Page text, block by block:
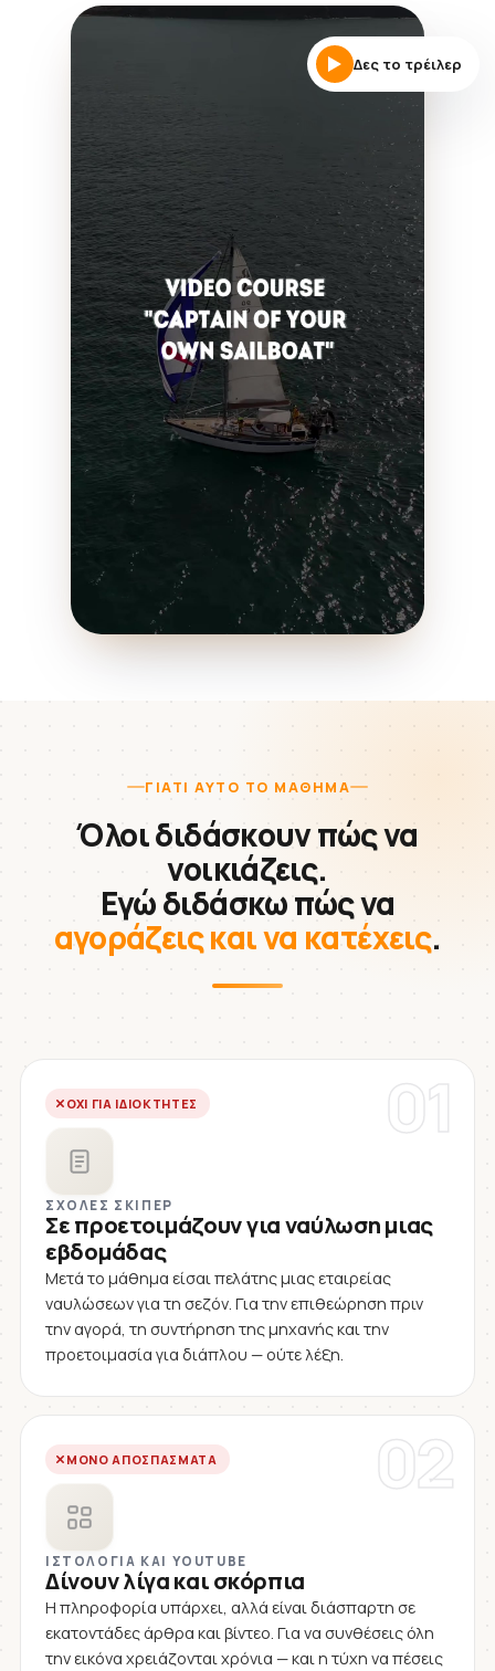
Δες το τρέιλερ
ΓΙΑΤΊ ΑΥΤΌ ΤΟ ΜΆΘΗΜΑ
Όλοι διδάσκουν πώς να
νοικιάζεις.
Εγώ διδάσκω πώς να
αγοράζεις και να κατέχεις.
01
ΌΧΙ ΓΙΑ ΙΔΙΟΚΤΉΤΕΣ
ΣΧΟΛΈΣ ΣΚΊΠΕΡ
Σε προετοιμάζουν για ναύλωση μιας
εβδομάδας
Μετά το μάθημα είσαι πελάτης μιας εταιρείας
ναυλώσεων για τη σεζόν. Για την επιθεώρηση πριν
την αγορά, τη συντήρηση της μηχανής και την
προετοιμασία για διάπλου — ούτε λέξη.
02
ΜΌΝΟ ΑΠΟΣΠΆΣΜΑΤΑ
ΙΣΤΟΛΌΓΙΑ ΚΑΙ YOUTUBE
Δίνουν λίγα και σκόρπια
Η πληροφορία υπάρχει, αλλά είναι διάσπαρτη σε
εκατοντάδες άρθρα και βίντεο. Για να συνθέσεις όλη
την εικόνα χρειάζονται χρόνια — και η τύχη να πέσεις